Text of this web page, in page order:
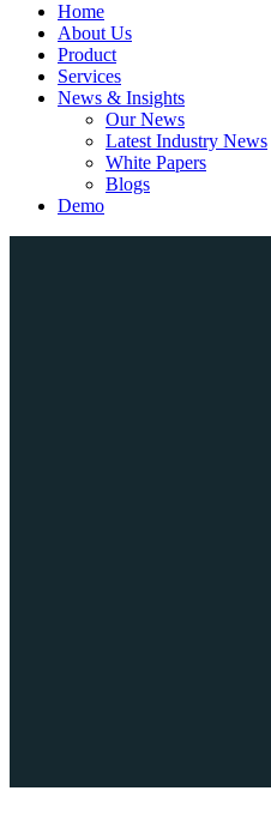
Home
About Us
Product
Services
News & Insights
Our News
Latest Industry News
White Papers
Blogs
Demo